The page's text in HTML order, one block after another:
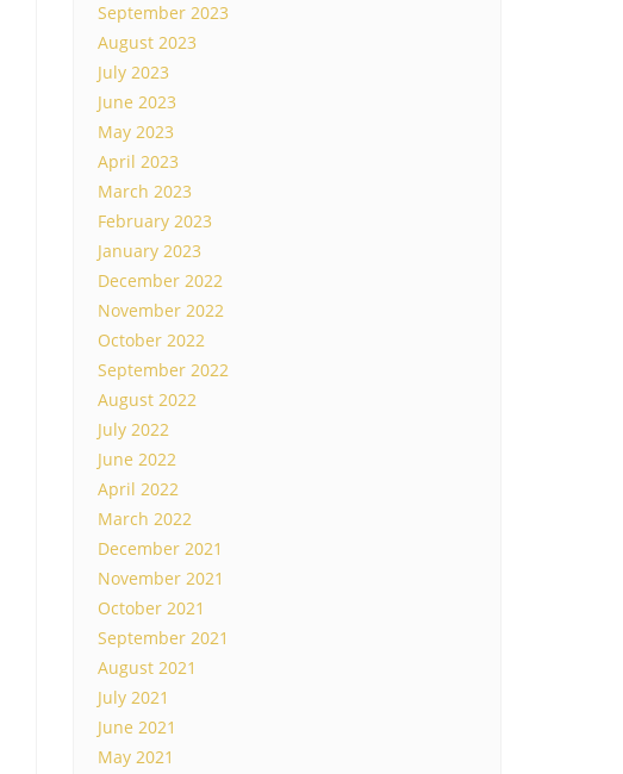
September 2023
August 2023
July 2023
June 2023
May 2023
April 2023
March 2023
February 2023
January 2023
December 2022
November 2022
October 2022
September 2022
August 2022
July 2022
June 2022
April 2022
March 2022
December 2021
November 2021
October 2021
September 2021
August 2021
July 2021
June 2021
May 2021